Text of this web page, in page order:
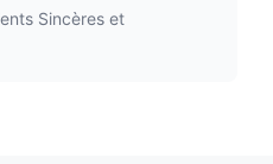
Sincères et